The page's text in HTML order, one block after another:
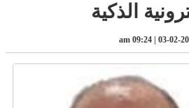
الذكية